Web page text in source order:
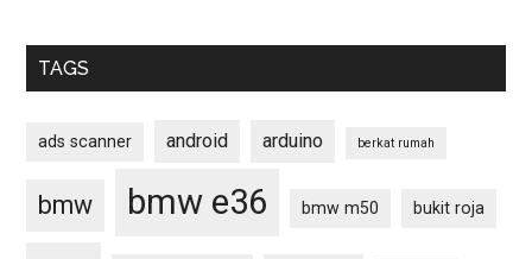
TAGS
ads scanner android arduino berkat rumah
bmw bmw e36 bmw m50 bukit roja